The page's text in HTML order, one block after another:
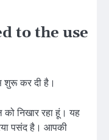
to the use
शुरू कर दी है।
निखार रहा हूं। यह
पसंद है। आपकी